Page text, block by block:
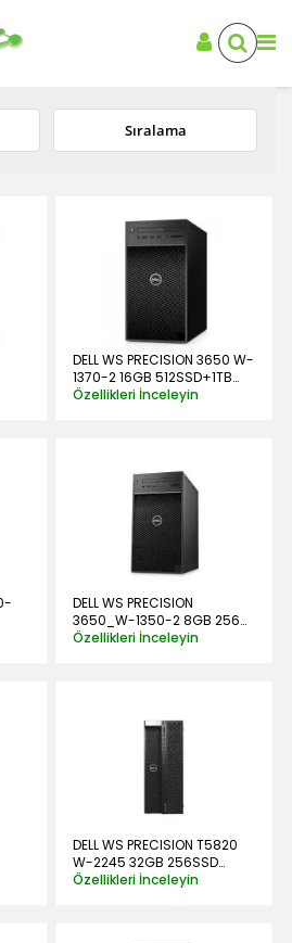
Sıralama
DELL WS PRECISION 3650 W-
1370-2 16GB 512SSD+1TB
RTX4000 W10PRO
Özellikleri İnceleyin
DELL WS PRECISION
3650_W-1350-2 8GB 256G
P400 W10PRO
Özellikleri İnceleyin
DELL WS PRECISION T5820
W-2245 32GB 256SSD
W10PRO
Özellikleri İnceleyin